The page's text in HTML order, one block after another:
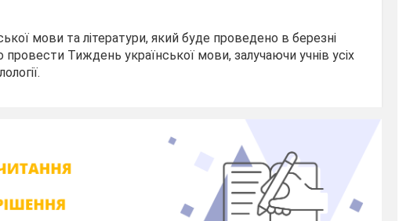
мови та літератури, який буде проведено в березні
провести Тиждень української мови, залучаючи учнів усіх